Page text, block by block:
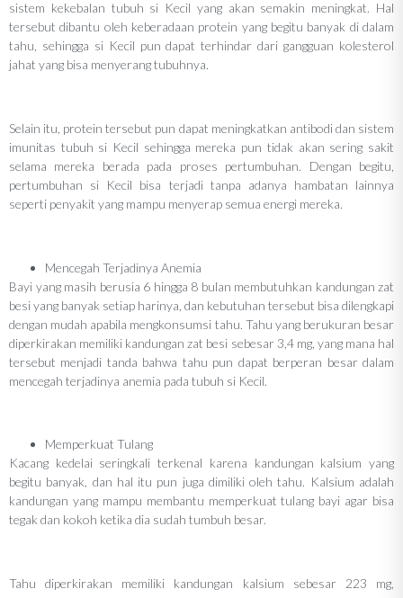
sistem kekebalan tubuh si Kecil yang akan semakin meningkat. Hal
tersebut dibantu oleh keberadaan protein yang begitu banyak di dalam
tahu, sehingga si Kecil pun dapat terhindar dari gangguan kolesterol
jahat yang bisa menyerang tubuhnya.
Selain itu, protein tersebut pun dapat meningkatkan antibodi dan sistem
imunitas tubuh si Kecil sehingga mereka pun tidak akan sering sakit
selama mereka berada pada proses pertumbuhan. Dengan begitu,
pertumbuhan si Kecil bisa terjadi tanpa adanya hambatan lainnya
seperti penyakit yang mampu menyerap semua energi mereka.
Mencegah Terjadinya Anemia
Bayi yang masih berusia 6 hingga 8 bulan membutuhkan kandungan zat
besi yang banyak setiap harinya, dan kebutuhan tersebut bisa dilengkapi
dengan mudah apabila mengkonsumsi tahu. Tahu yang berukuran besar
diperkirakan memiliki kandungan zat besi sebesar 3,4 mg, yang mana hal
tersebut menjadi tanda bahwa tahu pun dapat berperan besar dalam
mencegah terjadinya anemia pada tubuh si Kecil.
Memperkuat Tulang
Kacang kedelai seringkali terkenal karena kandungan kalsium yang
begitu banyak, dan hal itu pun juga dimiliki oleh tahu. Kalsium adalah
kandungan yang mampu membantu memperkuat tulang bayi agar bisa
tegak dan kokoh ketika dia sudah tumbuh besar.
Tahu diperkirakan memiliki kandungan kalsium sebesar 223 mg,